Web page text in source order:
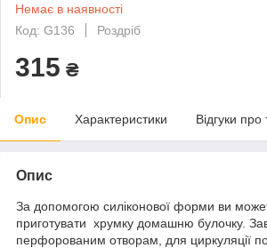
Немає в наявності
Код: G136
Роздріб
315 ₴
Опис Характеристики Відгуки про
Опис
За допомогою силіконової форми ви
приготувати хрумку домашню булочку.
перфорованим отворам, для циркуляції